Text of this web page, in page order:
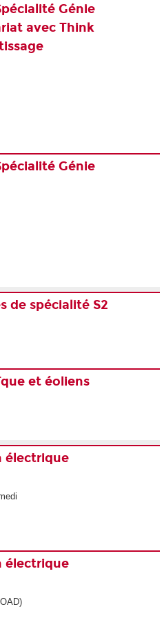
Génie
avec Think
Génie
de spécialité S2
et éoliens
électrique
électrique